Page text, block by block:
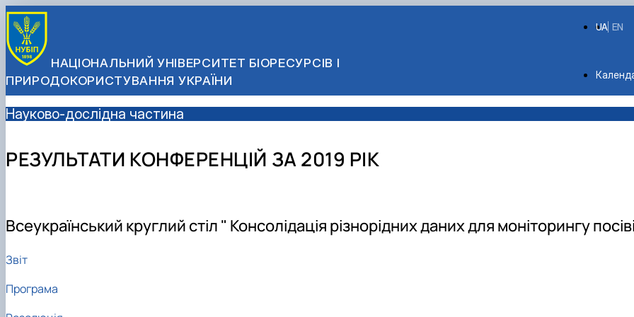
НАЦІОНАЛЬНИЙ УНІВЕРСИТЕТ БІОРЕСУРСІВ І
ПРИРОДОКОРИСТУВАННЯ УКРАЇНИ
EN
UA
Науково-дослідна частина
РЕЗУЛЬТАТИ КОНФЕРЕНЦІЙ ЗА 2019 РІК
Всеукраїнський круглий стіл " Консолідація різнорідних даних для моніторингу
Звіт
Програма